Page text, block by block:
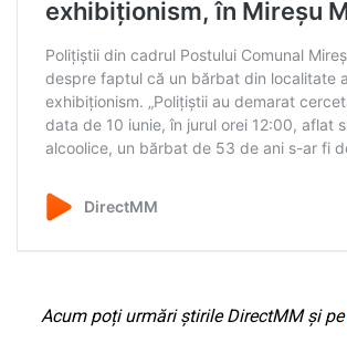
Acum poți urmări știrile DirectMM și pe